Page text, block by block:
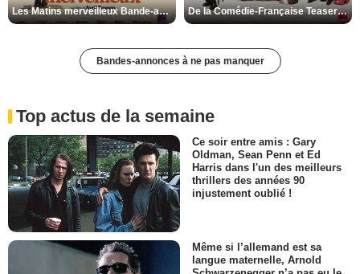
Les Matins merveilleux Bande-annonce VF De la Comédie-Française Teaser VF
Bandes-annonces à ne pas manquer
Top actus de la semaine
Ce soir entre amis : Gary
Oldman, Sean Penn et Ed
Harris dans l'un des meilleurs
thrillers des années 90
injustement oublié !
Même si l’allemand est sa
langue maternelle, Arnold